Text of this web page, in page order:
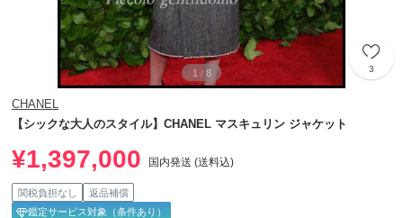
1 / 8 3
CHANEL
【シックな大人のスタイル】CHANEL マスキュリン ジャケット
¥1,397,000 国内発送 (送料込)
関税負担なし
返品補償
鑑定サービス対象（条件あり）